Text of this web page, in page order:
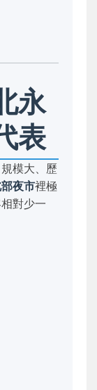
永
表
模大、歷
夜市裡極
對少一